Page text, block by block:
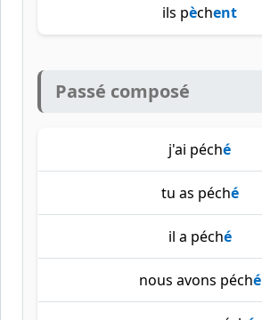
ils pèchent
Passé composé
j'ai péché
tu as péché
il a péché
nous avons péché